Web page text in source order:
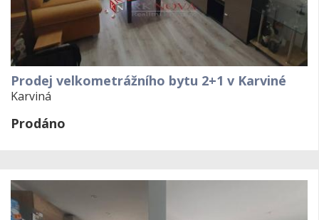
Prodej velkometrážního bytu 2+1 v Karviné
Karviná
Prodáno